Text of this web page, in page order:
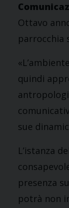
Ottavo
parrocchia
quindi
sue
L’istanza
presenza
potrà non